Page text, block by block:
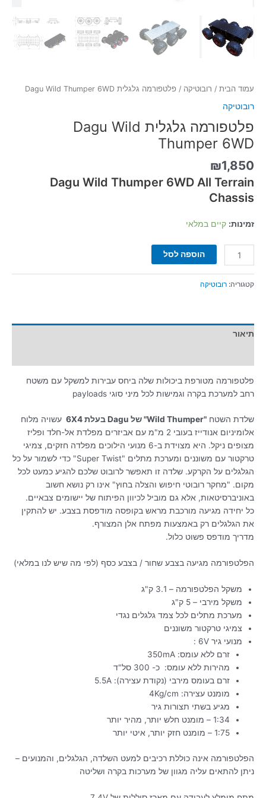
עמוד הבית / רובוטיקה / פלטפורמה גלגלית Dagu Wild Thumper 6WD
רובוטיקה
פלטפורמה גלגלית Dagu Wild
Thumper 6WD
₪1,850
Dagu Wild Thumper 6WD All Terrain
Chassis
זמינות: קיים במלאי
הוספה לסל
קטגוריה: רובוטיקה
תיאור
פלטפורמה מטורפת ביכולות שלה ביחס עבירות למשקל עם משטח
רחב למערכת בקרה וגמישות לכל מיני סוגי payloads
שלדת השטח "Wild Thumper" של Dagu בעלת 6X4
עשויה מלוח
אלומיניום אנודייז בעובי 2 מ"מ עם אביזרים מפלדת אל-חלד ופליז
מצופים ניקל. היא מצוידת ב-6 מנועי הילוכים מפלדה חזקים, צמיגי
טרקטור עם משוננים ומערכת מתלים "Super Twist" כדי לשמור על כל
הגלגלים על הקרקע. שלדה זו תאפשר לרובוט שלכם להגיע כמעט לכל
מקום. "מחקר רובוטי חיפוש והצלה בחוץ" אינו רק נושא חשוב
באוניברסיטאות, אלא גם מוביל לכיוון הפיתוח של יישומים צבאיים.
כל יחידה מגיעה מורכבת מראש בקופסה מודפסת בצבע. יש להתקין
את הגלגלים רק באמצעות מפתח אלן המצורף.
מדריך מודפס פשוט כלול.
הפלטפורמה מגיעה בצבע שחור / בצבע כסף (לפי מה שיש לנו במלאי)
משקל הפלטפורמה – 3.1 ק"ג
משקל מירבי – 5 ק"ג
מערכת מתלים לכל צמד גלגלים נגדי
צמיגי טרקטור משוננים
מנועי גיר 6V :
זרם ללא עומס: 350mA
מהירות ללא עומס: כ- 300 סל"ד
זרם בעומס מירבי (נקודת עצירה): 5.5A
מומנט עצירה: 4Kg/cm
מגיע בשתי תצורות גיר
1:34 – מומנט חלש יותר, מהיר יותר
1:75 – מומנט חזק יותר, איטי יותר
הפלטפורמה אינה כוללת רכיבים למעט השלדה, הגלגלים, והמנועים –
ניתן להתאים עליה מגוון של מערכות בקרה ושליטה